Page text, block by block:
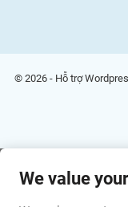
© 2026 - Hỗ trợ
We value